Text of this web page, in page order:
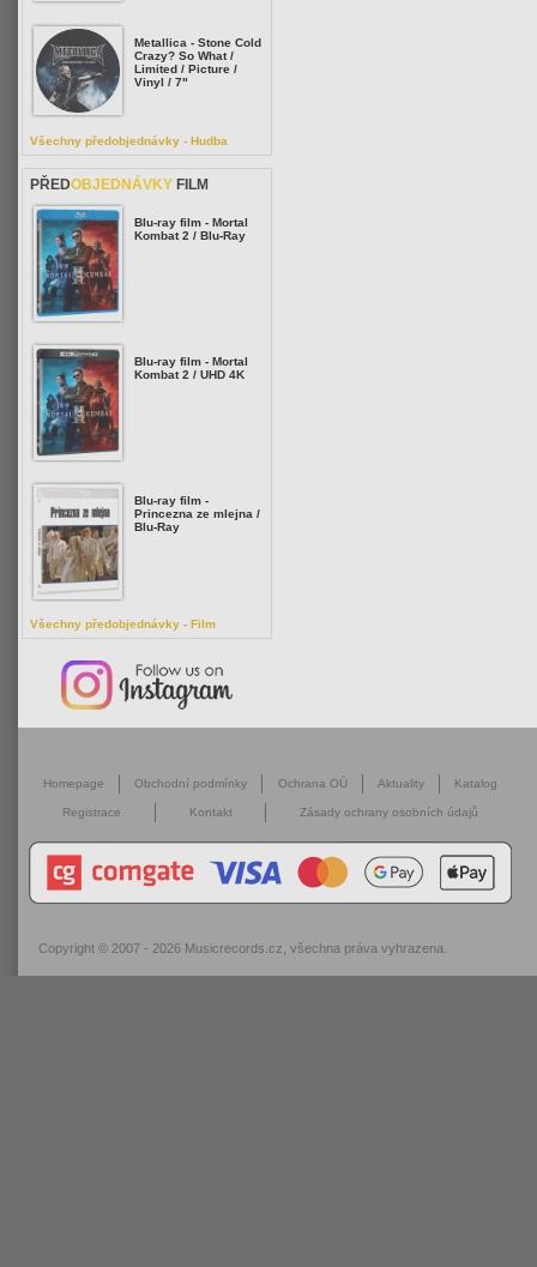
Metallica - Stone Cold
Crazy? So What /
Limited / Picture /
Vinyl / 7"
Všechny předobjednávky - Hudba
PŘEDOBJEDNÁVKY FILM
Blu-ray film - Mortal
Kombat 2 / Blu-Ray
Blu-ray film - Mortal
Kombat 2 / UHD 4K
Blu-ray film -
Princezna ze mlejna /
Blu-Ray
Všechny předobjednávky - Film
Homepage Obchodní podmínky Ochrana OÚ Aktuality Katalog
Registrace Kontakt Zásady ochrany osobních údajů
Copyright © 2007 - 2026 Musicrecords.cz , všechna práva vyhrazena.